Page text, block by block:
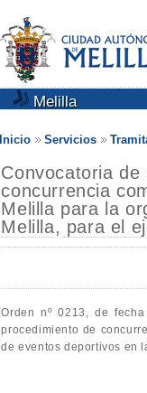
Melilla
Inicio Servicios
Convocatoria
concurrencia
Melilla para la
Melilla, para el
Orden nº 0213, de
procedimiento de
de eventos deportivos en